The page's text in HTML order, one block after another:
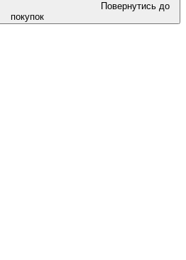
Повернутись до
покупок